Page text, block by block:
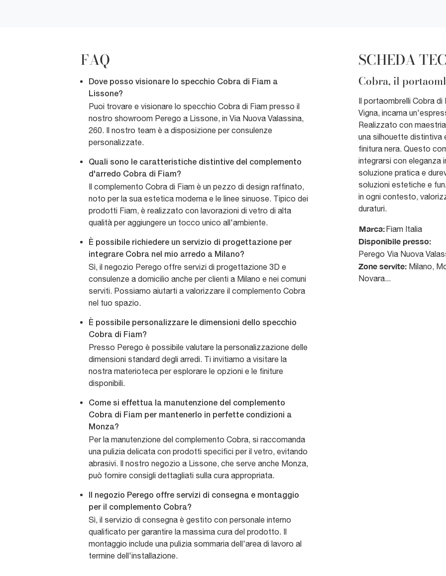
FAQ
Dove posso visionare lo specchio Cobra di Fiam a
Lissone?
Puoi trovare e visionare lo specchio Cobra di Fiam presso il
nostro showroom Perego a Lissone, in Via Nuova Valassina,
260. Il nostro team è a disposizione per consulenze
personalizzate.
Quali sono le caratteristiche distintive del complemento
d'arredo Cobra di Fiam?
Il complemento Cobra di Fiam è un pezzo di design raffinato,
noto per la sua estetica moderna e le linee sinuose. Tipico dei
prodotti Fiam, è realizzato con lavorazioni di vetro di alta
qualità per aggiungere un tocco unico all'ambiente.
È possibile richiedere un servizio di progettazione per
integrare Cobra nel mio arredo a Milano?
Sì, il negozio Perego offre servizi di progettazione 3D e
consulenze a domicilio anche per clienti a Milano e nei comuni
serviti. Possiamo aiutarti a valorizzare il complemento Cobra
nel tuo spazio.
È possibile personalizzare le dimensioni dello specchio
Cobra di Fiam?
Presso Perego è possibile valutare la personalizzazione delle
dimensioni standard degli arredi. Ti invitiamo a visitare la
nostra materioteca per esplorare le opzioni e le finiture
disponibili.
Come si effettua la manutenzione del complemento
Cobra di Fiam per mantenerlo in perfette condizioni a
Monza?
Per la manutenzione del complemento Cobra, si raccomanda
una pulizia delicata con prodotti specifici per il vetro, evitando
abrasivi. Il nostro negozio a Lissone, che serve anche Monza,
può fornire consigli dettagliati sulla cura appropriata.
Il negozio Perego offre servizi di consegna e montaggio
per il complemento Cobra?
Sì, il servizio di consegna è gestito con personale interno
qualificato per garantire la massima cura del prodotto. Il
montaggio include una pulizia sommaria dell'area di lavoro al
termine dell'installazione.
SCHEDA
Cobra, il
Il portaombrelli Cobra
Vigna, incarna
Realizzato con
una silhouette distintiva
finitura nera. Questo
integrarsi con eleganza
soluzione pratica e
soluzioni estetiche e
in ogni contesto,
duraturi.
Marca:Fiam Italia
Disponibile presso:
Perego Via Nuova
Zone servite: Milano,
Novara...